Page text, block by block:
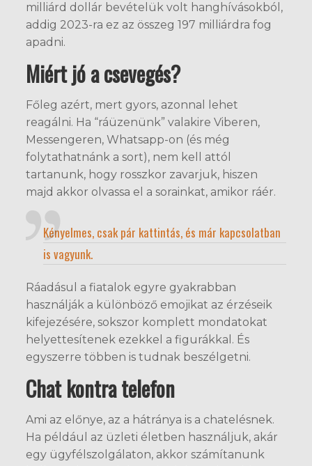
milliárd dollár bevételük volt hanghívásokból,
addig 2023-ra ez az összeg 197 milliárdra fog
apadni.
Miért jó a csevegés?
Főleg azért, mert gyors, azonnal lehet
reagálni. Ha “ráüzenünk” valakire Viberen,
Messengeren, Whatsapp-on (és még
folytathatnánk a sort), nem kell attól
tartanunk, hogy rosszkor zavarjuk, hiszen
majd akkor olvassa el a sorainkat, amikor ráér.
Kényelmes, csak pár kattintás, és már kapcsolatban
is vagyunk.
Ráadásul a fiatalok egyre gyakrabban
használják a különböző emojikat az érzéseik
kifejezésére, sokszor komplett mondatokat
helyettesítenek ezekkel a figurákkal. És
egyszerre többen is tudnak beszélgetni.
Chat kontra telefon
Ami az előnye, az a hátránya is a chatelésnek.
Ha például az üzleti életben használjuk, akár
egy ügyfélszolgálaton, akkor számítanunk